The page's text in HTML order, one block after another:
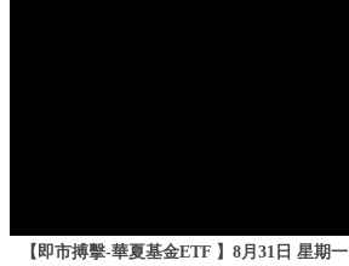
【即市搏擊-華夏基金ETF 】8月31日 星期一